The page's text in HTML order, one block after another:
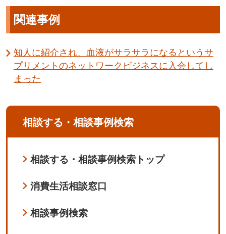
関連事例
知人に紹介され、血液がサラサラになるというサ
プリメントのネットワークビジネスに入会してし
まった
相談する・相談事例検索
相談する・相談事例検索トップ
消費生活相談窓口
相談事例検索